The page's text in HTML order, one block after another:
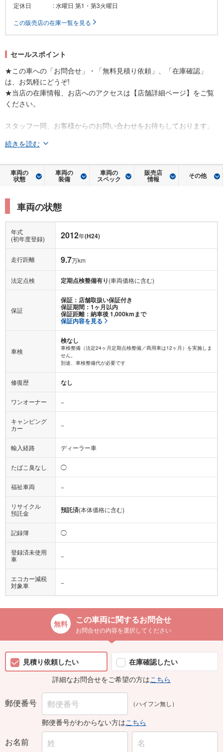
定休日
: 水曜日 第1・第3火曜日
この販売店の在庫一覧を見る
セールスポイント
★この車への「お問合せ」・「無料見積り依頼」、「在庫確認」
は、お気軽にどうぞ!
★当店の在庫情報、お店へのアクセスは【店舗詳細ページ】をご覧
ください。
スタッフ一同、お客様からのお問い合わせをお待ちしております。
続きを読む
車両の
状態
車両の
装備
車両の
スペック
販売店
情報 その他
車両の状態
年式
(初年度登録)
2012年(H24)
走行距離 9.7万km
法定点検 定期点検整備有り(車両価格に含む)
保証
保証：店舗取扱い保証付き
保証期間：1ヶ月以内
保証距離：納車後 1,000kmまで
保証内容を見る
車検
検なし
車検整備（法定24ヶ月定期点検整備／商用車は12ヶ月）を実施しま
せん。
別途、車検整備代が必要です
修復歴 なし
ワンオーナー −
キャンピング
カー
−
輸入経路 ディーラー車
たばこ臭なし ◯
福祉車両 −
リサイクル
預託金
預託済(本体価格に含む)
記録簿 ◯
登録済未使用
車
−
エコカー減税
対象車
−
この車両に関するお問合せ
お問合せの内容を選択してください
見積り依頼したい
在庫確認したい
詳細なお問合せをご希望の方はこちら
郵便番号 （ハイフン無し）
郵便番号がわからない方はこちら
お名前